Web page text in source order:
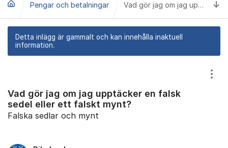
LinkedIn
Pengar och betalningar Vad gör jag om jag upptäcker en falsk sedel eller ett falskt mynt?
Detta inlägg är gammalt och kan innehålla inaktuell
information.
Vad gör jag om jag upptäcker en falsk
sedel eller ett falskt mynt?
Falska sedlar och mynt